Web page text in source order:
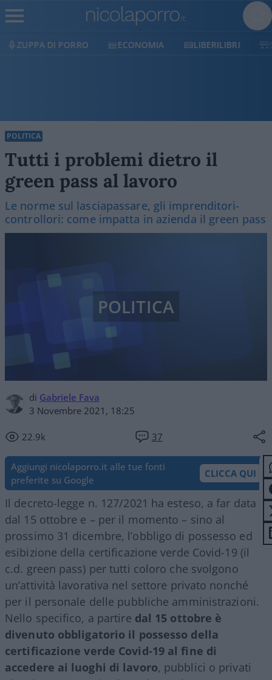
ECONOMIA LIBERILIBRI SHOP SOSTIENICI
POLITICA
Tutti i problemi dietro il
green pass al lavoro
Le norme sul lasciapassare, gli imprenditori-
controllori: come impatta in azienda il green pass
di Gabriele Fava
3 Novembre 2021, 18:25
22.9k 37
POLITICA
Aggiungi nicolaporro.it alle tue fonti
preferite su Google
CLICCA QUI
Il decreto-legge n. 127/2021 ha esteso, a far data
dal 15 ottobre e – per il momento – sino al
prossimo 31 dicembre, l’obbligo di possesso ed
esibizione della certificazione verde Covid-19 (il
c.d. green pass) per tutti coloro che svolgono
un’attività lavorativa nel settore privato nonché
per il personale delle pubbliche amministrazioni.
Nello specifico, a partire dal 15 ottobre è
divenuto obbligatorio il possesso della
certificazione verde Covid-19 al fine di
accedere ai luoghi di lavoro, pubblici o privati